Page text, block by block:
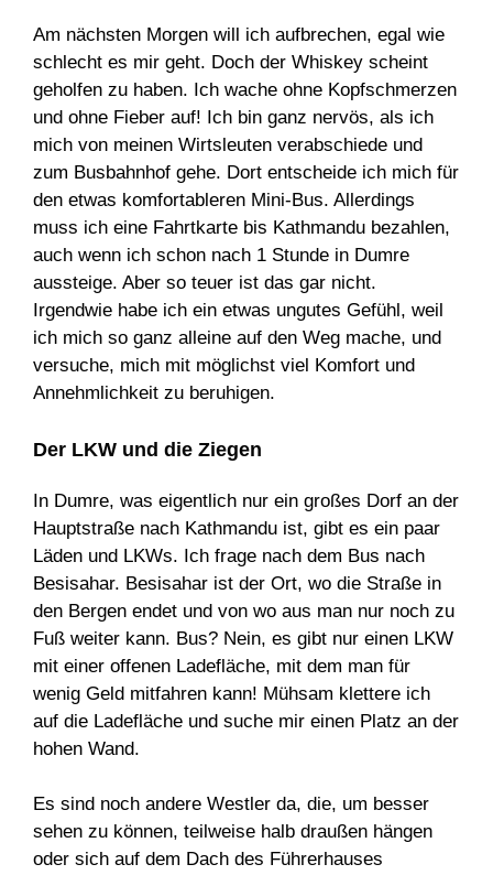
Am nächsten Morgen will ich aufbrechen, egal wie
schlecht es mir geht. Doch der Whiskey scheint
geholfen zu haben. Ich wache ohne Kopfschmerzen
und ohne Fieber auf! Ich bin ganz nervös, als ich
mich von meinen Wirtsleuten verabschiede und
zum Busbahnhof gehe. Dort entscheide ich mich für
den etwas komfortableren Mini-Bus. Allerdings
muss ich eine Fahrtkarte bis Kathmandu bezahlen,
auch wenn ich schon nach 1 Stunde in Dumre
aussteige. Aber so teuer ist das gar nicht.
Irgendwie habe ich ein etwas ungutes Gefühl, weil
ich mich so ganz alleine auf den Weg mache, und
versuche, mich mit möglichst viel Komfort und
Annehmlichkeit zu beruhigen.
Der LKW und die Ziegen
In Dumre, was eigentlich nur ein großes Dorf an der
Hauptstraße nach Kathmandu ist, gibt es ein paar
Läden und LKWs. Ich frage nach dem Bus nach
Besisahar. Besisahar ist der Ort, wo die Straße in
den Bergen endet und von wo aus man nur noch zu
Fuß weiter kann. Bus? Nein, es gibt nur einen LKW
mit einer offenen Ladefläche, mit dem man für
wenig Geld mitfahren kann! Mühsam klettere ich
auf die Ladefläche und suche mir einen Platz an der
hohen Wand.
Es sind noch andere Westler da, die, um besser
sehen zu können, teilweise halb draußen hängen
oder sich auf dem Dach des Führerhauses